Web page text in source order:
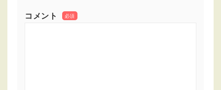
コメント 必須